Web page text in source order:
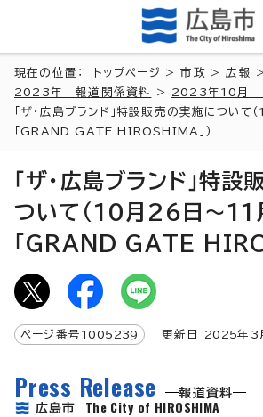
現在の位置： トップページ >市政 >広報
2023年 報道関係資料
> 2023年10月
「ザ・広島ブランド」特設販売の実施につい
「GRAND GATE HIROSHIMA」）
「ザ・広島ブランド」特
ついて（10月26日～11
「GRAND GATE
ページ番号 1005239 更新日 2025年3
Press Release
報道資料
広島市 The City of HIROSHIMA